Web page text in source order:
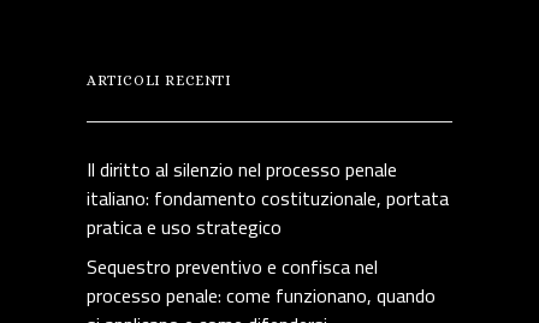
ARTICOLI RECENTI
Il diritto al silenzio nel processo penale
italiano: fondamento costituzionale, portata
pratica e uso strategico
Sequestro preventivo e confisca nel
processo penale: come funzionano, quando